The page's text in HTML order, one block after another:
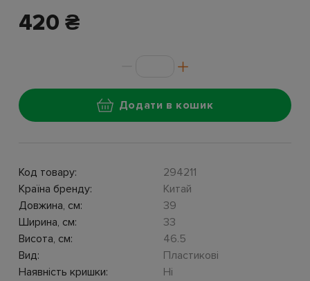
420 ₴
Додати в кошик
Код товару:
294211
Країна бренду:
Китай
Довжина, см:
39
Ширина, см:
33
Висота, см:
46.5
Вид:
Пластикові
Наявність кришки:
Ні